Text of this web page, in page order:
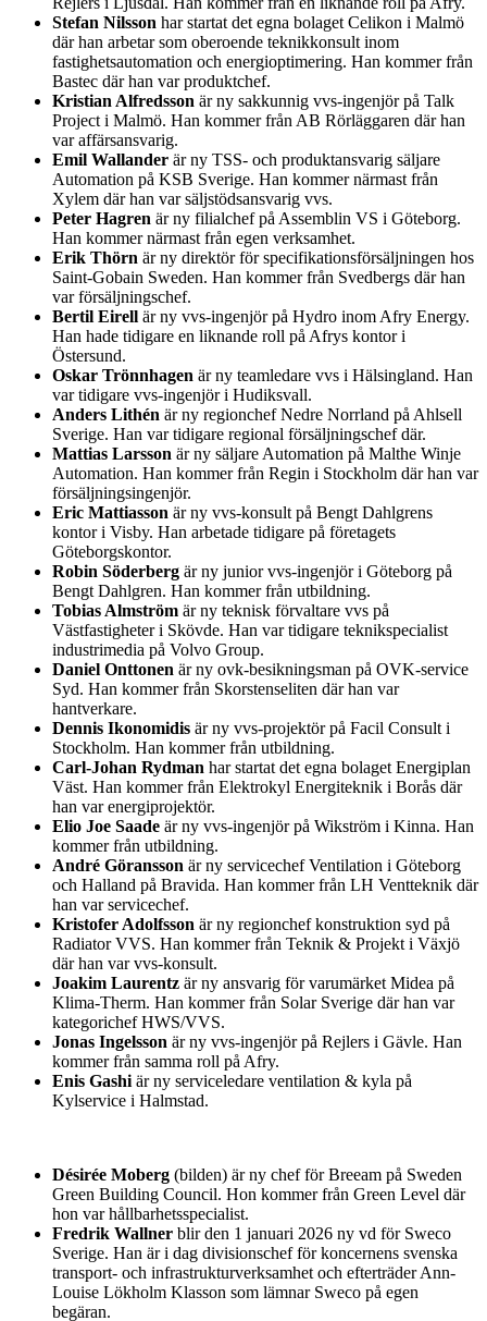
Stefan Nilsson har startat det egna bolaget Celikon i Malmö
där han arbetar som oberoende teknikkonsult inom
fastighetsautomation och energioptimering. Han kommer från
Bastec där han var produktchef.
Kristian Alfredsson är ny sakkunnig vvs-ingenjör på Talk
Project i Malmö. Han kommer från AB Rörläggaren där han
var affärsansvarig.
Emil Wallander är ny TSS- och produktansvarig säljare
Automation på KSB Sverige. Han kommer närmast från
Xylem där han var säljstödsansvarig vvs.
Peter Hagren är ny filialchef på Assemblin VS i Göteborg.
Han kommer närmast från egen verksamhet.
Erik Thörn är ny direktör för specifikationsförsäljningen hos
Saint-Gobain Sweden. Han kommer från Svedbergs där han
var försäljningschef.
Bertil Eirell är ny vvs-ingenjör på Hydro inom Afry Energy.
Han hade tidigare en liknande roll på Afrys kontor i
Östersund.
Oskar Trönnhagen är ny teamledare vvs i Hälsingland. Han
var tidigare vvs-ingenjör i Hudiksvall.
Anders Lithén är ny regionchef Nedre Norrland på Ahlsell
Sverige. Han var tidigare regional försäljningschef där.
Mattias Larsson är ny säljare Automation på Malthe Winje
Automation. Han kommer från Regin i Stockholm där han var
försäljningsingenjör.
Eric Mattiasson är ny vvs-konsult på Bengt Dahlgrens
kontor i Visby. Han arbetade tidigare på företagets
Göteborgskontor.
Robin Söderberg är ny junior vvs-ingenjör i Göteborg på
Bengt Dahlgren. Han kommer från utbildning.
Tobias Almström är ny teknisk förvaltare vvs på
Västfastigheter i Skövde. Han var tidigare teknikspecialist
industrimedia på Volvo Group.
Daniel Onttonen är ny ovk-besikningsman på OVK-service
Syd. Han kommer från Skorstenseliten där han var
hantverkare.
Dennis Ikonomidis är ny vvs-projektör på Facil Consult i
Stockholm. Han kommer från utbildning.
Carl-Johan Rydman har startat det egna bolaget Energiplan
Väst. Han kommer från Elektrokyl Energiteknik i Borås där
han var energiprojektör.
Elio Joe Saade är ny vvs-ingenjör på Wikström i Kinna. Han
kommer från utbildning.
André Göransson är ny servicechef Ventilation i Göteborg
och Halland på Bravida. Han kommer från LH Ventteknik där
han var servicechef.
Kristofer Adolfsson är ny regionchef konstruktion syd på
Radiator VVS. Han kommer från Teknik & Projekt i Växjö
där han var vvs-konsult.
Joakim Laurentz är ny ansvarig för varumärket Midea på
Klima-Therm. Han kommer från Solar Sverige där han var
kategorichef HWS/VVS.
Jonas Ingelsson är ny vvs-ingenjör på Rejlers i Gävle. Han
kommer från samma roll på Afry.
Enis Gashi är ny serviceledare ventilation & kyla på
Kylservice i Halmstad.
Désirée Moberg (bilden) är ny chef för Breeam på Sweden
Green Building Council. Hon kommer från Green Level där
hon var hållbarhetsspecialist.
Fredrik Wallner blir den 1 januari 2026 ny vd för Sweco
Sverige. Han är i dag divisionschef för koncernens svenska
transport- och infrastrukturverksamhet och efterträder Ann-
Louise Lökholm Klasson som lämnar Sweco på egen
begäran.